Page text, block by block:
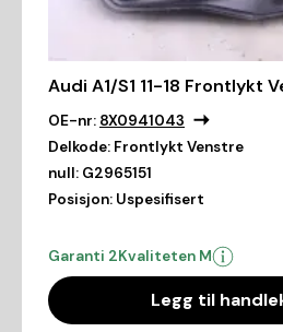
Audi A1/S1 11-18 Frontlykt
OE-nr: 8X0941043
Delkode: Frontlykt Venstre
null: G2965151
Posisjon: Uspesifisert
Garanti 2Kvaliteten M
Legg til